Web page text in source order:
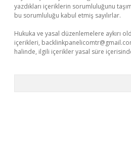
yazdıkları içeriklerin sorumluluğunu
bu sorumluluğu kabul etmiş sayılırlar.
Hukuka ve yasal düzenlemelere aykırı
içerikleri,
halinde, ilgili içerikler yasal süre